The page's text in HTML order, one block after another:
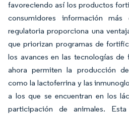
favoreciendo así los productos
consumidores información más
regulatoria proporciona una
que priorizan programas de
los avances en las tecnologías de
ahora permiten la producción
como la lactoferrina y las
a los que se encuentran en los
participación de animales.